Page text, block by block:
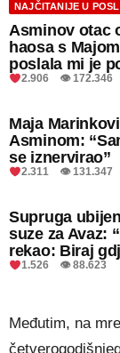
NAJČITANIJE U
Asminov otac
haosa s
poslala mi je
2.906 👁 172.346
Maja
Asminom:
se iznervirao”
2.311 👁 131.347
Supruga
suze za Avaz:
rekao: Biraj
1.526 👁 88.623
Međutim, na